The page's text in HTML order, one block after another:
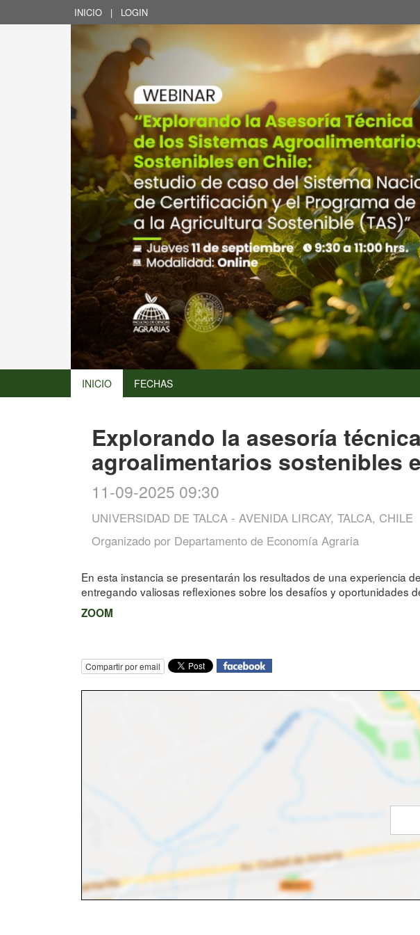
INICIO | LOGIN
INICIO FECHAS
Explorando la asesoría
agroalimentarios sostenibles
11-09-2025 09:30
UNIVERSIDAD DE TALCA - AVENIDA LIRCAY, TALCA, CHILE
Organizado por Departamento de Economía Agraria
En esta instancia se presentarán los resultados de una experiencia
entregando valiosas reflexiones sobre los desafíos y oportunidades
ZOOM
Compartir por email